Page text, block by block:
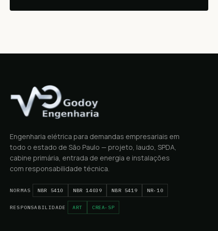
Engenharia elétrica para demandas empresariais em
todo o estado de São Paulo — projeto, laudo, SPDA,
cabine primária, entrada de energia e instalações
com responsabilidade técnica.
NORMAS NBR 5410 NBR 14039 NBR 5419 NR-10
RESPONSABILIDADE ART CREA-SP